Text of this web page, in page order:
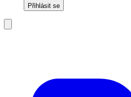
Přihlásit se